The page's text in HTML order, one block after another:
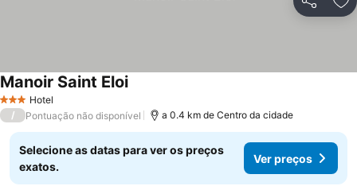
Partilhar
3 EstrelasHotel
Manoir Saint EloiVer preços
/ Pontuação não disponível a 0.4 km de Centro da cidade
Selecione as datas para ver os preços
exatos.
Ver preços